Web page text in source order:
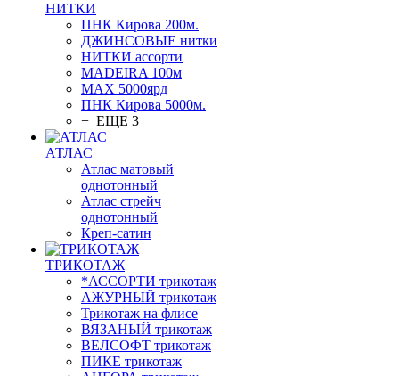
НИТКИ
ПНК Кирова 200м.
ДЖИНСОВЫЕ нитки
НИТКИ ассорти
MADEIRA 100м
МАХ 5000ярд
ПНК Кирова 5000м.
+ ЕЩЕ 3
АТЛАС
Атлас матовый
однотонный
Атлас стрейч
однотонный
Креп-сатин
ТРИКОТАЖ
*АССОРТИ трикотаж
АЖУРНЫЙ трикотаж
Трикотаж на флисе
ВЯЗАНЫЙ трикотаж
ВЕЛСОФТ трикотаж
ПИКЕ трикотаж